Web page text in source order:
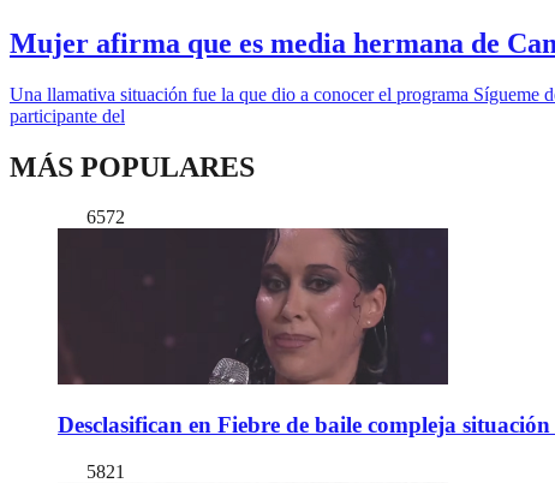
Mujer afirma que es media hermana de
Una llamativa situación fue la que dio a conocer el programa Sígueme
participante del
MÁS POPULARES
6572
Desclasifican en Fiebre de baile compleja
5821